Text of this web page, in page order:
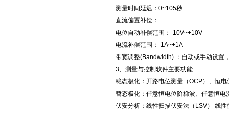
测量时间延迟：0~105秒
直流偏置补偿：
电位自动补偿范围：-10V~+10V
电流补偿范围：-1A~+1A
带宽调整(Bandwidth) ：自动或手动设置
3、测量与控制软件主要功能
稳态极化：开路电位测量（OCP）、恒
暂态极化：任意恒电位阶梯波、任意恒电
伏安分析：线性扫描伏安法（LSV） 线